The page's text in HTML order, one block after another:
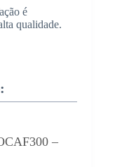
é
qualidade.
–